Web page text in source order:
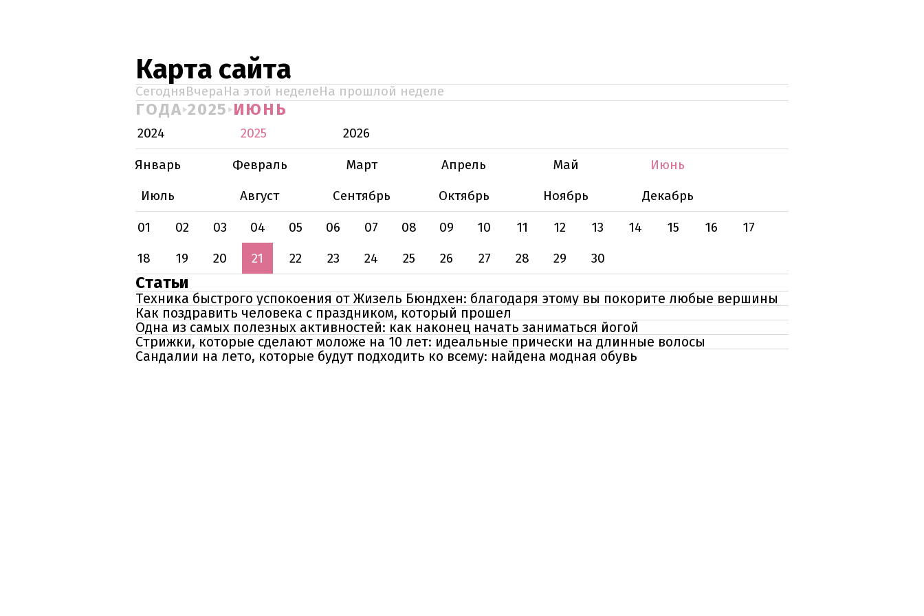
Карта сайта
СегодняВчераНа этой неделеНа прошлой неделе
ГОДА 2025 ИЮНЬ
2024 2025
2026
Январь
Февраль Март Апрель Май
Июнь
Июль
Август Сентябрь Октябрь Ноябрь
Декабрь
01
02 03 04 05 06 07 08 09 10 11 12 13 14 15 16
17
18
19 20 21 22 23 24 25 26 27 28 29 30
Статьи
Техника быстрого успокоения от Жизель Бюндхен: благодаря этому вы покорите любые вершины
Как поздравить человека с праздником, который прошел
Одна из самых полезных активностей: как наконец начать заниматься йогой
Стрижки, которые сделают моложе на 10 лет: идеальные прически на длинные волосы
Сандалии на лето, которые будут подходить ко всему: найдена модная обувь